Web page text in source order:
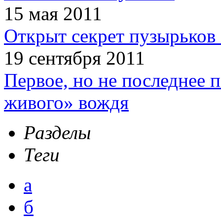
15 мая 2011
Открыт секрет пузырьков
19 сентября 2011
Первое, но не последнее
живого» вождя
Разделы
Теги
а
б